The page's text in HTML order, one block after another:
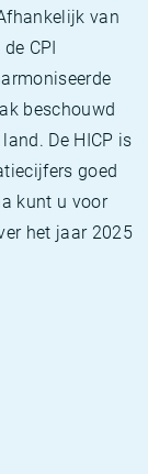
van
CPI
beschouwd
De HICP is
goed
kunt u voor
het jaar 2025